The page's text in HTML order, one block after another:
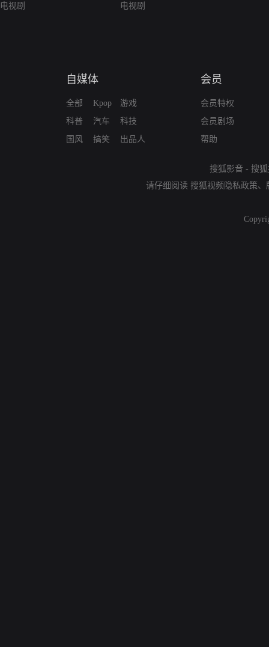
电视剧
电视剧
自媒体
全部
科普
国风
Kpop
汽车
搞笑
游戏
科技
出品人
会员
会员特权
会员剧场
帮助
搜狐影音 - 搜
请仔细阅读 搜狐视频隐私政策、